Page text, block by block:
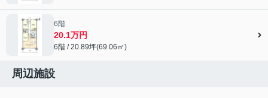
6階
20.1万円
6階 / 20.89坪(69.06㎡)
周辺施設